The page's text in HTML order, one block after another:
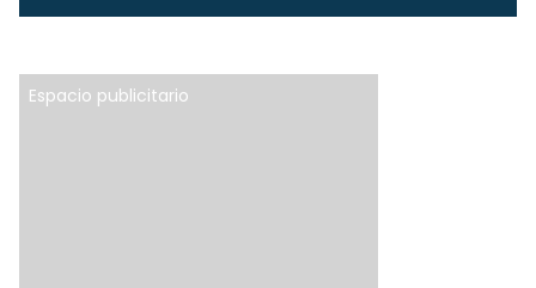
Espacio publicitario